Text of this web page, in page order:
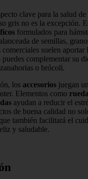
clave para la salud
gris no es la excepción.
formulados para
de semillas,
suelen aportar
complementar su
o brócoli.
los accesorios juegan
Elementos como
ayudan a reducir el
de buena calidad no
también facilitará el
y saludable.